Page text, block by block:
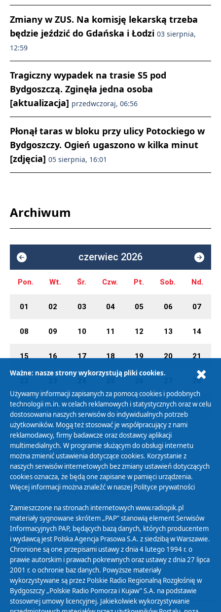
Zmiany w ZUS. Na komisję lekarską trzeba
będzie jeździć do Gdańska i Łodzi 03 sierpnia,
12:59
Tragiczny wypadek na trasie S5 pod
Bydgoszczą. Zginęła jedna osoba
[aktualizacja] przedwczoraj, 06:56
Płonął taras w bloku przy ulicy Potockiego w
Bydgoszczy. Ogień ugaszono w kilka minut
[zdjęcia] 05 sierpnia, 16:01
Archiwum
czerwiec 2026
Pon. Wt. Śr. Czw. Pt. Sob. Nd.
01 02 03 04 05 06 07
08 09 10 11 12 13 14
15 16 17 18 19 20 21
28
29 30 01 02 03 04 05
Polityka Prywatności
Zasady korzystania z Serwisu
Organizacje Pożytku Publicznego
Cyfryzacja DAB+
Polityka ochrony danych osobowych
Abonament
Zamówienia publiczne
Biuletyn Informacji Publicznej
Ważne: nasze strony wykorzystują pliki cookies.
Używamy informacji zapisanych za pomocą cookies i podobnych
technologii m.in. w celach reklamowych i statystycznych oraz w celu
dostosowania naszych serwisów do indywidualnych potrzeb
użytkowników. Mogą też stosować je współpracujący z nami
reklamodawcy, firmy badawcze oraz dostawcy aplikacji
multimedialnych. W programie służącym do obsługi internetu
można zmienić ustawienia dotyczące cookies. Korzystanie z
naszych serwisów internetowych bez zmiany ustawień dotyczących
cookies oznacza, że będą one zapisane w pamięci urządzenia.
Więcej informacji można znaleźć w naszej Polityce prywatności
Zamieszczone na stronach internetowych www.radiopik.pl
materiały sygnowane skrótem „PAP” stanowią element Serwisów
Informacyjnych PAP, będących bazą danych, których producentem
i wydawcą jest Polska Agencja Prasowa S.A. z siedzibą w Warszawie.
Chronione są one przepisami ustawy z dnia 4 lutego 1994 r. o
prawie autorskim i prawach pokrewnych oraz ustawy z dnia 27 lipca
2001 r. o ochronie baz danych. Powyższe materiały
wykorzystywane są przez Polskie Radio Regionalną Rozgłośnię w
Bydgoszczy „Polskie Radio Pomorza i Kujaw” S.A. na podstawie
stosownej umowy licencyjnej. Jakiekolwiek wykorzystywanie